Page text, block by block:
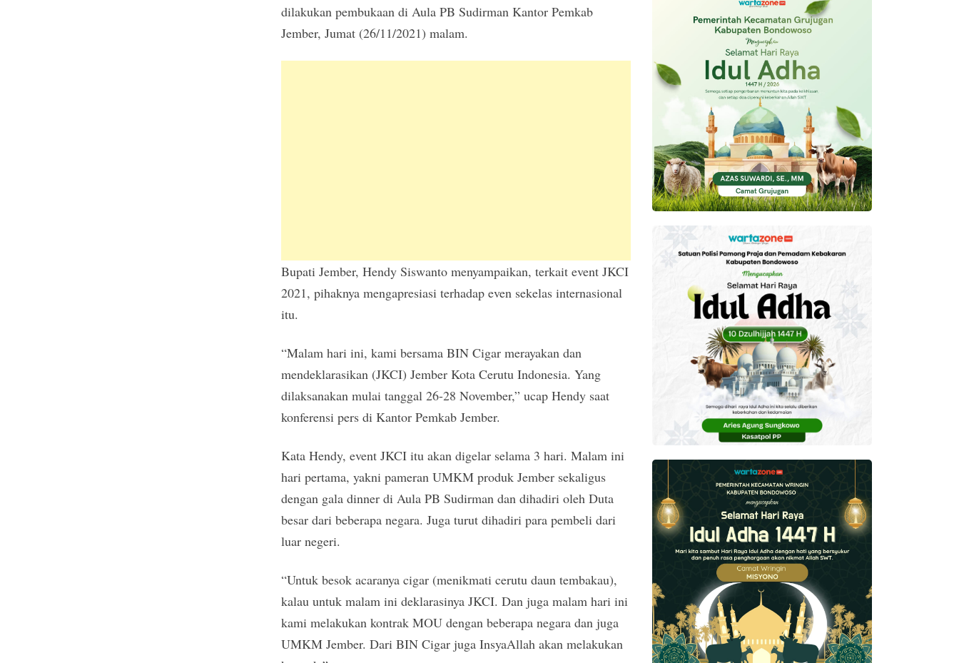
dilakukan pembukaan di Aula PB Sudirman Kantor Pemkab
Jember, Jumat (26/11/2021) malam.
Bupati Jember, Hendy Siswanto menyampaikan, terkait event JKCI
2021, pihaknya mengapresiasi terhadap even sekelas internasional
itu.
“Malam hari ini, kami bersama BIN Cigar merayakan dan
mendeklarasikan (JKCI) Jember Kota Cerutu Indonesia. Yang
dilaksanakan mulai tanggal 26-28 November,” ucap Hendy saat
konferensi pers di Kantor Pemkab Jember.
Kata Hendy, event JKCI itu akan digelar selama 3 hari. Malam ini
hari pertama, yakni pameran UMKM produk Jember sekaligus
dengan gala dinner di Aula PB Sudirman dan dihadiri oleh Duta
besar dari beberapa negara. Juga turut dihadiri para pembeli dari
luar negeri.
“Untuk besok acaranya cigar (menikmati cerutu daun tembakau),
kalau untuk malam ini deklarasinya JKCI. Dan juga malam hari ini
kami melakukan kontrak MOU dengan beberapa negara dan juga
UMKM Jember. Dari BIN Cigar juga InsyaAllah akan melakukan